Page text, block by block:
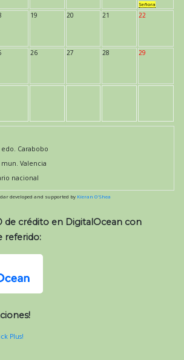
Señora
19 20 21 22
26 27 28 29
Carabobo
Valencia
nacional
developed and supported by Kieran O'Shea
de crédito en DigitalOcean con
referido:
Plus!